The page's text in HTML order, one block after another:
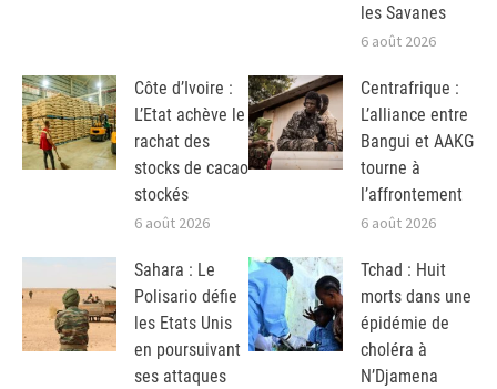
les Savanes
6 août 2026
Côte d’Ivoire :
L’Etat achève le
rachat des
stocks de cacao
stockés
6 août 2026
Centrafrique :
L’alliance entre
Bangui et AAKG
tourne à
l’affrontement
6 août 2026
Sahara : Le
Polisario défie
les Etats Unis
en poursuivant
ses attaques
Tchad : Huit
morts dans une
épidémie de
choléra à
N’Djamena